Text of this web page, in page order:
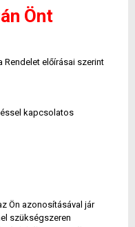
Önt
Rendelet előírásai szerint
kapcsolatos
Ön azonosításával jár
szükségszeren